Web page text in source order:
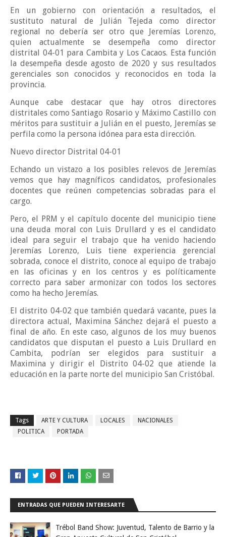
En un gobierno con orientación a resultados, el
sustituto natural de Julián Tejeda como director
regional no debería ser otro que Jeremías Lorenzo,
quien actualmente se desempeña como director
distrital 04-01 para Cambita y Los Cacaos. Esta función
la desempeña desde agosto de 2020 y sus resultados
gerenciales son conocidos y reconocidos en toda la
provincia.
Aunque cabe destacar que hay otros directores
distritales como Santiago Rosario y Máximo Castillo con
méritos para sustituir a Julián en el puesto, Jeremías se
perfila como la persona idónea para esta dirección.
Nuevo director Distrital 04-01
Echando un vistazo a los posibles relevos de Jeremías
vemos que hay magníficos candidatos, profesionales
docentes que reúnen competencias sobradas para el
cargo.
Pero, el PRM y el capítulo docente del municipio tiene
una deuda moral con Luis Drullard y es el candidato
ideal para seguir el trabajo que ha venido haciendo
Jeremías Lorenzo, Luis tiene experiencia gerencial
sobrada, conoce el distrito, conoce al equipo de trabajo
en las oficinas y en los centros y es políticamente
correcto para saber armonizar con todos los sectores
como ha hecho Jeremías.
El distrito 04-02 que también quedará vacante, pues la
directora actual, Maximina Sánchez dejará el puesto a
final de año. En este caso, algunos de los muy buenos
candidatos que disputan el puesto a Luis Drullard en
Cambita, podrían ser elegidos para sustituir a
Maximina y dirigir el Distrito 04-02 que atiende la
educación en la parte norte del municipio San Cristóbal.
Tags ARTE Y CULTURA LOCALES
NACIONALES
POLITICA
PORTADA
ENTRADAS QUE PUEDEN INTERESARTE
Trébol Band Show: Juventud, Talento de Barrio y la